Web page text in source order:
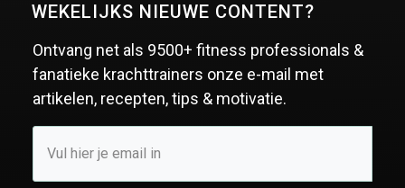
WEKELIJKS NIEUWE CONTENT?
Ontvang net als 9500+ fitness professionals &
fanatieke krachttrainers onze e-mail met
artikelen, recepten, tips & motivatie.